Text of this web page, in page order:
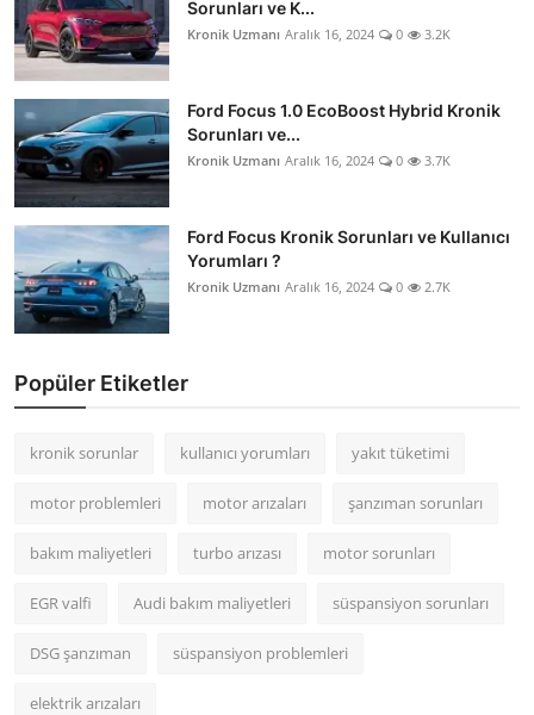
Sorunları ve K...
Kronik Uzmanı Aralık 16, 2024 0 3.2K
Ford Focus 1.0 EcoBoost Hybrid Kronik
Sorunları ve...
Kronik Uzmanı Aralık 16, 2024 0 3.7K
Ford Focus Kronik Sorunları ve Kullanıcı
Yorumları ?
Kronik Uzmanı Aralık 16, 2024 0 2.7K
Popüler Etiketler
kronik sorunlar kullanıcı yorumları yakıt tüketimi
motor problemleri motor arızaları şanzıman sorunları
bakım maliyetleri turbo arızası motor sorunları
EGR valfi Audi bakım maliyetleri süspansiyon sorunları
DSG şanzıman süspansiyon problemleri
elektrik arızaları